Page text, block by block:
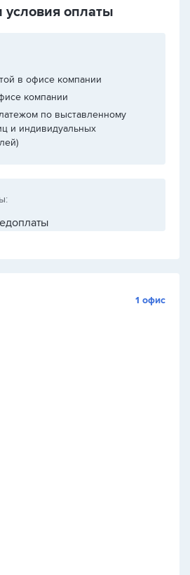
оплаты
в офисе компании
компании
по выставленному
и индивидуальных
1 офис